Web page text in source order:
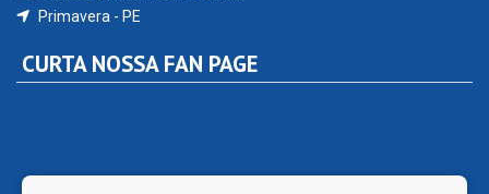
Primavera - PE
CURTA NOSSA FAN PAGE